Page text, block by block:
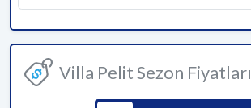
Villa Pelit Sezon Fiyatları